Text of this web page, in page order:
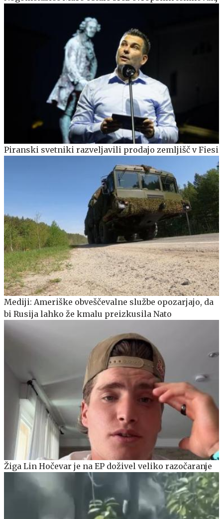
Piranski svetniki razveljavili prodajo zemljišč v Fiesi
Mediji: Ameriške obveščevalne službe opozarjajo, da
bi Rusija lahko že kmalu preizkusila Nato
Žiga Lin Hočevar je na EP doživel veliko razočaranje